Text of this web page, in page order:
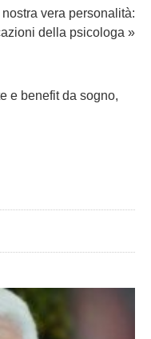
vera personalità:
della psicologa »
e benefit da sogno,